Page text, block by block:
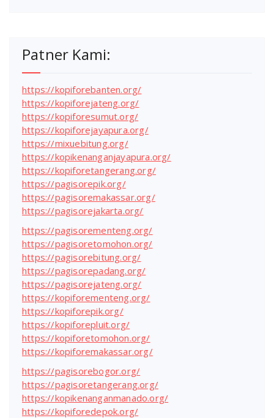
Patner Kami:
https://kopiforebanten.org/
https://kopiforejateng.org/
https://kopiforesumut.org/
https://kopiforejayapura.org/
https://mixuebitung.org/
https://kopikenanganjayapura.org/
https://kopiforetangerang.org/
https://pagisorepik.org/
https://pagisoremakassar.org/
https://pagisorejakarta.org/
https://pagisorementeng.org/
https://pagisoretomohon.org/
https://pagisorebitung.org/
https://pagisorepadang.org/
https://pagisorejateng.org/
https://kopiforementeng.org/
https://kopiforepik.org/
https://kopiforepluit.org/
https://kopiforetomohon.org/
https://kopiforemakassar.org/
https://pagisorebogor.org/
https://pagisoretangerang.org/
https://kopikenanganmanado.org/
https://kopiforedepok.org/